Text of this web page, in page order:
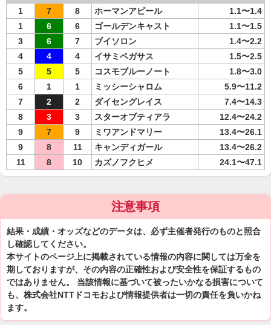
1 7 8 ホーマンアピール
1.1〜1.4
1
6 6 ゴールデンキャスト
1.1〜1.5
3
6 7 ブイソロン
1.4〜2.2
4
4 4 イサミペガサス
1.5〜2.5
5
5 5 コスモブルーノート
1.8〜3.0
6
1 1 ミッシーシャロム
5.9〜11.2
7
2 2 ダイセングレイス
7.4〜14.3
8
3 3 スターオブティアラ
12.4〜24.2
9
7 9 ミワアンドマリー
13.4〜26.1
9
8 11 キャンディガール
13.4〜26.2
11
8 10 カズノフクヒメ 24.1〜47.1
注意事項
結果・成績・オッズなどのデータは、必ず主催者発行のものと照合
し確認してください。
本サイトのページ上に掲載されている情報の内容に関しては万全を
期しておりますが、その内容の正確性および安全性を保証するもの
ではありません。 当該情報に基づいて被ったいかなる損害について
も、株式会社NTTドコモおよび情報提供者は一切の責任を負いかね
ます。